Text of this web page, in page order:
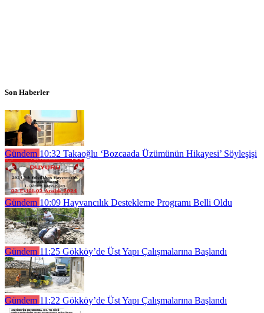
Son Haberler
Gündem 10:32 Takaoğlu ‘Bozcaada Üzümünün Hikayesi’ Söyleşişi
Gündem 10:09 Hayvancılık Destekleme Programı Belli Oldu
Gündem 11:25 Gökköy’de Üst Yapı Çalışmalarına Başlandı
Gündem 11:22 Gökköy’de Üst Yapı Çalışmalarına Başlandı